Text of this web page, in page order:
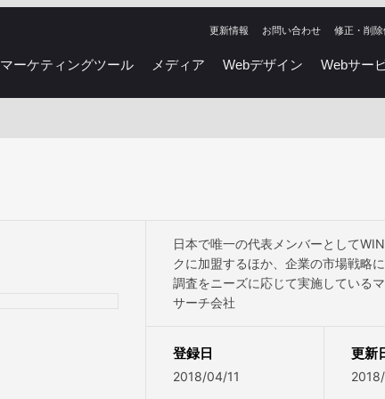
修正・削除
お問い合わせ
更新情報
Webサー
Webデザイン
メディア
マーケティングツール
日本で唯一の代表メンバーとして
クに加盟するほか、企業の市場戦略
調査をニーズに応じて実施している
サーチ会社
登録日
2018/04/11
更新